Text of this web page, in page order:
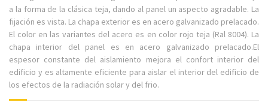
a la forma de la clásica teja, dando al panel un aspecto agradable. La
fijación es vista. La chapa exterior es en acero galvanizado prelacado.
El color en las variantes del acero es en color rojo teja (Ral 8004). La
chapa interior del panel es en acero galvanizado prelacado.El
espesor constante del aislamiento mejora el confort interior del
edificio y es altamente eficiente para aislar el interior del edificio de
los efectos de la radiación solar y del frio.